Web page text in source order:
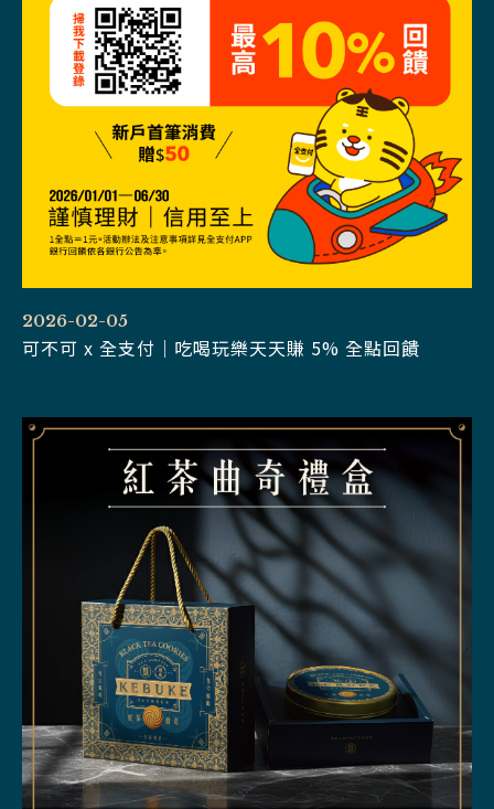
2026-02-05
可不可 x 全支付｜吃喝玩樂天天賺 5% 全點回饋